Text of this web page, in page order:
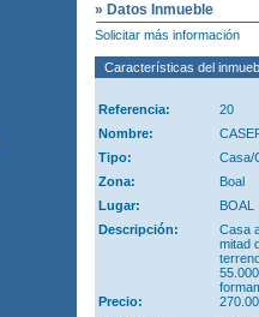
» Datos Inmueble
Solicitar más información
Características del
Referencia:
20
Nombre:
Tipo:
Casa/
Zona:
Boal
Lugar:
BOAL
Descripción:
Casa
mitad
Precio: